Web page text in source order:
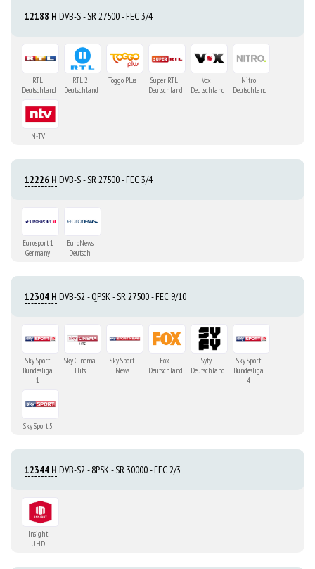
12188 H DVB-S - SR 27500 - FEC 3/4
RTL
Deutschland
RTL 2
Deutschland
Toggo Plus
Super RTL
Deutschland
Vox
Deutschland
Nitro
Deutschland
N-TV
12226 H DVB-S - SR 27500 - FEC 3/4
Eurosport 1
Germany
EuroNews
Deutsch
12304 H DVB-S2 - QPSK - SR 27500 - FEC 9/10
Sky Sport
Bundesliga
1
Sky Cinema
Hits
Sky Sport
News
Fox
Deutschland
Syfy
Deutschland
Sky Sport
Bundesliga
4
Sky Sport 5
12344 H DVB-S2 - 8PSK - SR 30000 - FEC 2/3
Insight
UHD